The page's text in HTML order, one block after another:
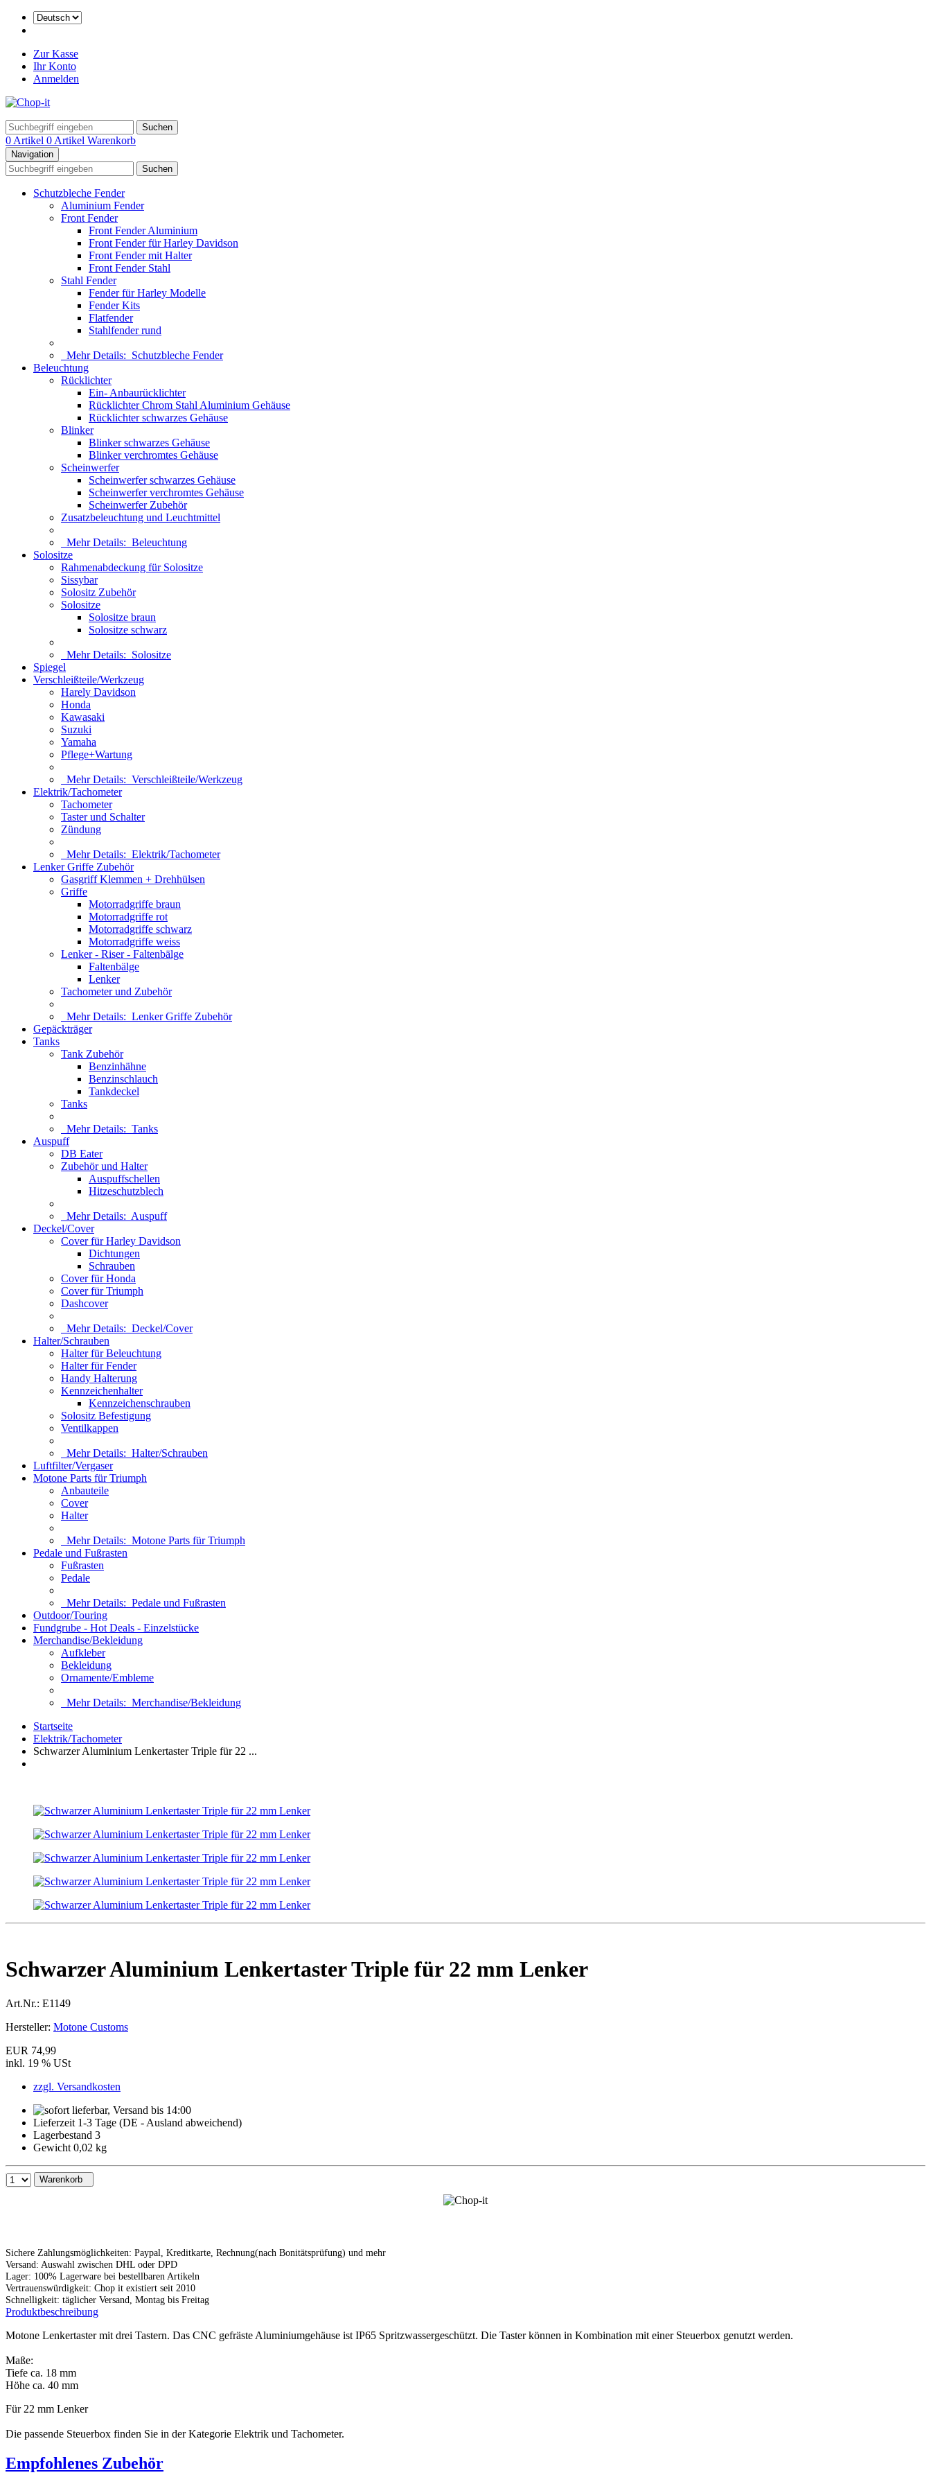
Zur Kasse
Ihr Konto
Anmelden
Suchen
0 Artikel 0 Artikel Warenkorb
Navigation
Suchen
Schutzbleche Fender
Aluminium Fender
Front Fender
Front Fender Aluminium
Front Fender für Harley Davidson
Front Fender mit Halter
Front Fender Stahl
Stahl Fender
Fender für Harley Modelle
Fender Kits
Flatfender
Stahlfender rund
Mehr Details: Schutzbleche Fender
Beleuchtung
Rücklichter
Ein- Anbaurücklichter
Rücklichter Chrom Stahl Aluminium Gehäuse
Rücklichter schwarzes Gehäuse
Blinker
Blinker schwarzes Gehäuse
Blinker verchromtes Gehäuse
Scheinwerfer
Scheinwerfer schwarzes Gehäuse
Scheinwerfer verchromtes Gehäuse
Scheinwerfer Zubehör
Zusatzbeleuchtung und Leuchtmittel
Mehr Details: Beleuchtung
Solositze
Rahmenabdeckung für Solositze
Sissybar
Solositz Zubehör
Solositze
Solositze braun
Solositze schwarz
Mehr Details: Solositze
Spiegel
Verschleißteile/Werkzeug
Harely Davidson
Honda
Kawasaki
Suzuki
Yamaha
Pflege+Wartung
Mehr Details: Verschleißteile/Werkzeug
Elektrik/Tachometer
Tachometer
Taster und Schalter
Zündung
Mehr Details: Elektrik/Tachometer
Lenker Griffe Zubehör
Gasgriff Klemmen + Drehhülsen
Griffe
Motorradgriffe braun
Motorradgriffe rot
Motorradgriffe schwarz
Motorradgriffe weiss
Lenker - Riser - Faltenbälge
Faltenbälge
Lenker
Tachometer und Zubehör
Mehr Details: Lenker Griffe Zubehör
Gepäckträger
Tanks
Tank Zubehör
Benzinhähne
Benzinschlauch
Tankdeckel
Tanks
Mehr Details: Tanks
Auspuff
DB Eater
Zubehör und Halter
Auspuffschellen
Hitzeschutzblech
Mehr Details: Auspuff
Deckel/Cover
Cover für Harley Davidson
Dichtungen
Schrauben
Cover für Honda
Cover für Triumph
Dashcover
Mehr Details: Deckel/Cover
Halter/Schrauben
Halter für Beleuchtung
Halter für Fender
Handy Halterung
Kennzeichenhalter
Kennzeichenschrauben
Solositz Befestigung
Ventilkappen
Mehr Details: Halter/Schrauben
Luftfilter/Vergaser
Motone Parts für Triumph
Anbauteile
Cover
Halter
Mehr Details: Motone Parts für Triumph
Pedale und Fußrasten
Fußrasten
Pedale
Mehr Details: Pedale und Fußrasten
Outdoor/Touring
Fundgrube - Hot Deals - Einzelstücke
Merchandise/Bekleidung
Aufkleber
Bekleidung
Ornamente/Embleme
Mehr Details: Merchandise/Bekleidung
Startseite
Elektrik/Tachometer
Schwarzer Aluminium Lenkertaster Triple für 22 ...
Schwarzer Aluminium Lenkertaster Triple für 22 mm Lenker
Art.Nr.: E1149
Hersteller: Motone Customs
EUR 74,99
inkl. 19 % USt
zzgl. Versandkosten
Lieferzeit 1-3 Tage (DE - Ausland abweichend)
Lagerbestand 3
Gewicht 0,02 kg
Warenkorb
Sichere Zahlungsmöglichkeiten: Paypal, Kreditkarte, Rechnung(nach Bonitätsprüfung) und mehr
Versand: Auswahl zwischen DHL oder DPD
Lager: 100% Lagerware bei bestellbaren Artikeln
Vertrauenswürdigkeit: Chop it existiert seit 2010
Schnelligkeit: täglicher Versand, Montag bis Freitag
Produktbeschreibung
Motone Lenkertaster mit drei Tastern. Das CNC gefräste Aluminiumgehäuse ist IP65 Spritzwassergeschützt. Die Taster können in Kombination mit einer Steuerbox genutzt werden.
Maße:
Tiefe ca. 18 mm
Höhe ca. 40 mm
Für 22 mm Lenker
Die passende Steuerbox finden Sie in der Kategorie Elektrik und Tachometer.
Empfohlenes Zubehör